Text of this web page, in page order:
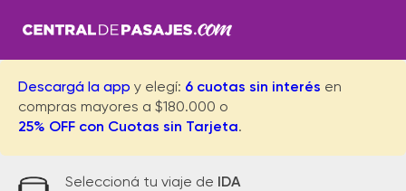
Descargá la app y elegí: 6 cuotas sin interés en
compras mayores a $180.000 o
25% OFF con Cuotas sin Tarjeta.
Seleccioná tu viaje de IDA